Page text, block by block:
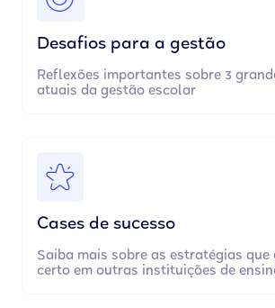
Desafios para a gestão
Reflexões importantes sobre 3
atuais da gestão escolar
Cases de sucesso
Saiba mais sobre as estratégias que
certo em outras instituições de